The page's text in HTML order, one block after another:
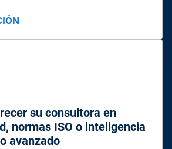
su consultora en
normas ISO o inteligencia
avanzado